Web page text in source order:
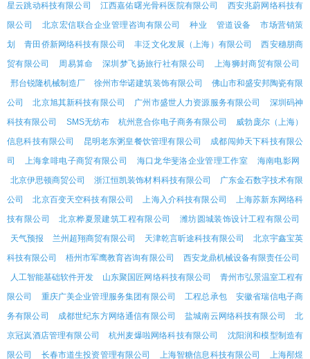
星云跳动科技有限公司
江西嘉佑曙光骨科医院有限公司
西安兆蔚网络科技有
限公司
北京宏信联合企业管理咨询有限公司 种业 管道设备
市场营销策
划
青田侨新网络科技有限公司 丰泛文化发展（上海）有限公司
西安穗朋商
贸有限公司
周易算命 深圳梦飞扬旅行社有限公司
上海狮封商贸有限公司
邢台锐隆机械制造厂
徐州市华诺建筑装饰有限公司
佛山市和盛安邦陶瓷有限
公司
北京旭其新科技有限公司 广州市盛世人力资源服务有限公司
深圳码神
科技有限公司
SMS无纺布 杭州意合你电子商务有限公司
威勃庞尔（上海）
信息科技有限公司
昆明老东粥皇餐饮管理有限公司
成都闯帅天下科技有限公
司
上海拿啡电子商贸有限公司 海口龙华斐洛企业管理工作室
海南电影网
北京伊思顿商贸公司
浙江恒凯装饰材料科技有限公司
广东金石数字技术有限
公司
北京百变天空科技有限公司 上海入介科技有限公司
上海苏新东网络科
技有限公司
北京桦夏景建筑工程有限公司
潍坊圆城装饰设计工程有限公司
天气预报
兰州超翔商贸有限公司 天津乾言昕途科技有限公司
北京宇鑫宝英
科技有限公司
梧州市军鹰教育咨询有限公司
西安龙鼎机械设备有限责任公司
人工智能基础软件开发
山东聚国匠网络科技有限公司
青州市弘景温室工程有
限公司
重庆广美企业管理服务集团有限公司 工程总承包
安徽省瑞信电子商
务有限公司
成都世纪东方网络通信有限公司 盐城南云网络科技有限公司
北
京冠岚酒店管理有限公司
杭州麦爆啦网络科技有限公司
沈阳润和模型制造有
限公司
长春市道生投资管理有限公司 上海智糖信息科技有限公司 上海邴煜